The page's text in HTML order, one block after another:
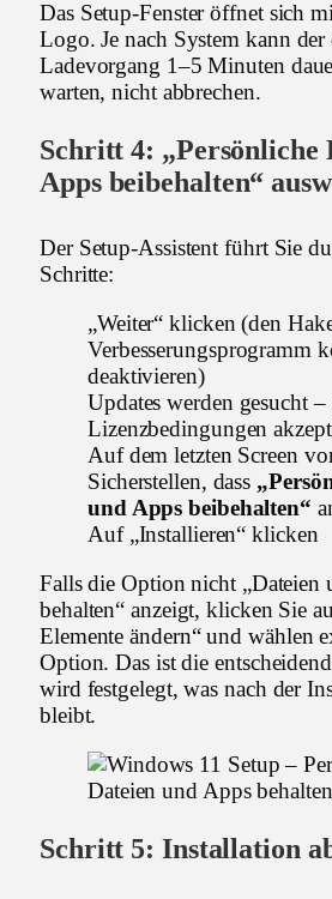
Das Setup-Fenster öffnet sich
Logo. Je nach System kann der
Ladevorgang 1–5 Minuten
warten, nicht abbrechen.
Schritt 4: „Persönliche
Apps beibehalten“
Der Setup-Assistent führt Sie
Schritte:
„Weiter“ klicken (den
Verbesserungsprogramm
deaktivieren)
Updates werden gesucht –
Lizenzbedingungen
Auf dem letzten Screen
Sicherstellen, dass
und Apps beibehalten“
Auf „Installieren“ klicken
Falls die Option nicht „Dateien
behalten“ anzeigt, klicken Sie
Elemente ändern“ und wählen
Option. Das ist die
wird festgelegt, was nach der
bleibt.
Schritt 5: Installation